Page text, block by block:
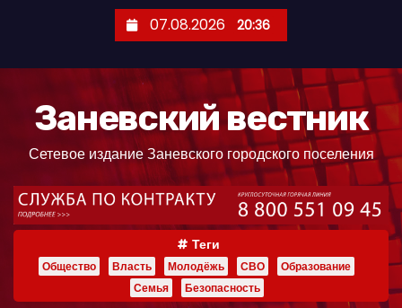
07.08.2026 20:36
Заневский вестник
Сетевое издание Заневского городского поселения
Теги
Общество Власть Молодёжь СВО
Образование
Семья
Безопасность